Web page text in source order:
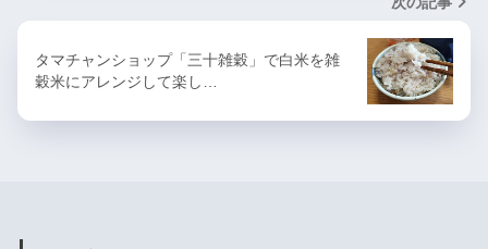
タマチャンショップ「三十雑穀」で白米を雑
穀米にアレンジして楽し…